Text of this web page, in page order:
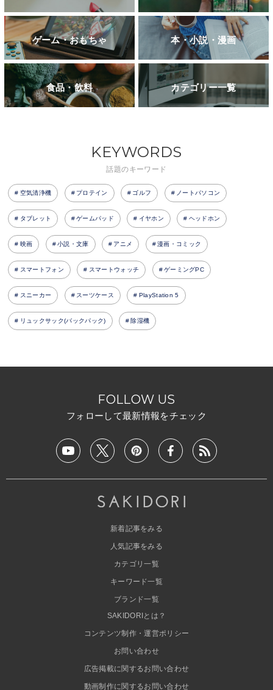
ゲーム・おもちゃ 本・小説・漫画
食品・飲料 カテゴリー一覧
KEYWORDS
話題のキーワード
空気清浄機 プロテイン ゴルフ ノートパソコン
タブレット ゲームパッド イヤホン ヘッドホン
映画 小説・文庫 アニメ 漫画・コミック
スマートフォン スマートウォッチ ゲーミングPC
スニーカー スーツケース PlayStation 5
リュックサック(バックパック) 除湿機
FOLLOW US
フォローして最新情報をチェック
新着記事をみる
人気記事をみる
カテゴリ一覧
キーワード一覧
ブランド一覧
SAKIDORIとは？
コンテンツ制作・運営ポリシー
お問い合わせ
広告掲載に関するお問い合わせ
動画制作に関するお問い合わせ